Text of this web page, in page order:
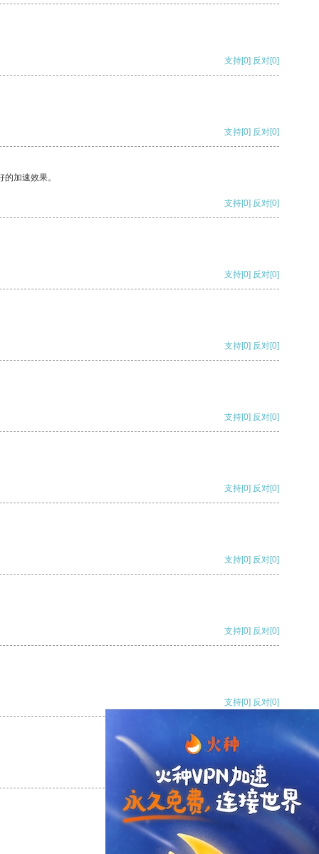
支持[0] 反对[0]
支持[0] 反对[0]
加速效果。
支持[0] 反对[0]
支持[0] 反对[0]
支持[0] 反对[0]
支持[0] 反对[0]
支持[0] 反对[0]
支持[0] 反对[0]
支持[0] 反对[0]
支持[0] 反对[0]
支持[0] 反对
支持